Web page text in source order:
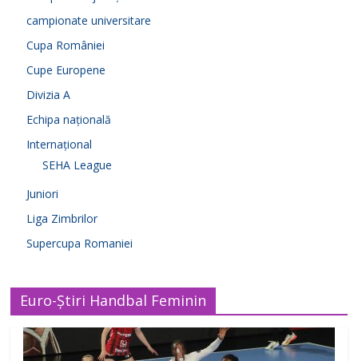
campionate universitare
Cupa României
Cupe Europene
Divizia A
Echipa națională
Internațional
SEHA League
Juniori
Liga Zimbrilor
Supercupa Romaniei
Euro-Știri Handbal Feminin